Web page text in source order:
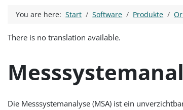
You are here:Start Software Produkte
There is no translation available.
Die Messsystemanalyse (MSA) ist ein